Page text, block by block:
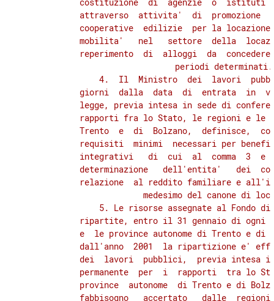
attraverso  attivita'  di  promozione
cooperative  edilizie  per la
mobilita'   nel   settore  della
reperimento  di  alloggi  da
          periodi determinati.
4.  Il  Ministro  dei  lavori
giorni  dalla  data  di  entrata  in
legge, previa intesa in sede di
rapporti fra lo Stato, le regioni e le
Trento  e  di  Bolzano,  definisce,
requisiti  minimi  necessari per
integrativi   di  cui  al  comma  3  e
determinazione   dell'entita'   dei
relazione  al reddito familiare e
medesimo del canone di
5. Le risorse assegnate al Fondo
ripartite, entro il 31 gennaio di ogni
e  le province autonome di Trento e di
dall'anno  2001  la ripartizione e'
dei  lavori  pubblici,  previa intesa
permanente  per  i  rapporti  tra lo
province  autonome  di Trento e di
fabbisogno   accertato   dalle